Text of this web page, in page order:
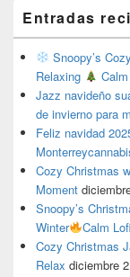
Entradas
Snoopy’s
Relaxing
Jazz navideño
de invierno para
Feliz navidad
Cozy Christmas
Moment
Snoopy’s
Winter
Calm
Cozy Christmas
Relax diciembre